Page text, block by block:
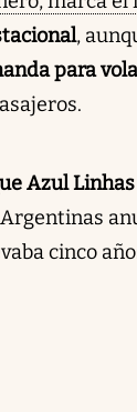
,
para
Azul
cinco